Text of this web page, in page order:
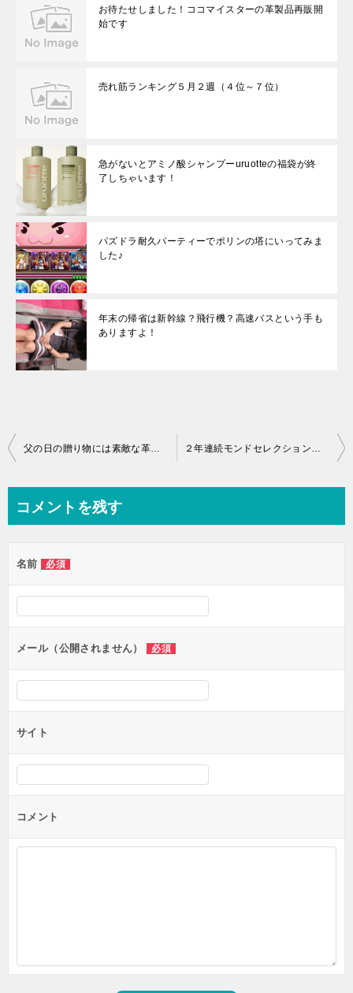
お待たせしました！ココマイスターの革製品再販開
始です
売れ筋ランキング５月２週（４位～７位）
急がないとアミノ酸シャンプーuruotteの福袋が終
了しちゃいます！
パズドラ耐久パーティーでポリンの塔にいってみま
した♪
年末の帰省は新幹線？飛行機？高速バスという手も
ありますよ！
投
ビ
ー
シ
ン
父の日の贈り物には素敵な革財布はいかがでしょうか？ ２年連続モンドセレクション金賞受賞のウォーターサーバー
コメントを残す
名前 必須
メール（公開されません） 必須
サイト
コメント